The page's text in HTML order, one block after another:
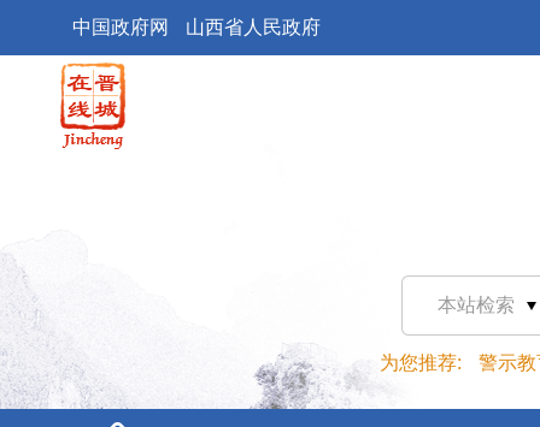
中国政府网 山西省人民政府
本站检索
为您推荐: 警示教